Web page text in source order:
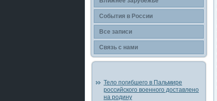
События в России
Все записи
Связь с нами
Тело погибшего в Пальмире
российского военного доставлено
на родину